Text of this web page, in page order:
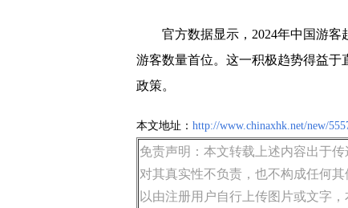
官方数据显示，2024年中国游
游客数量首位。这一积极趋势得益
政策。
本文地址： http://www.chinaxhk.net/new/
免责声明：本文转载上述内容出于
对其真实性不负责，也不构成任何
以由注册用户自行上传图片或文字